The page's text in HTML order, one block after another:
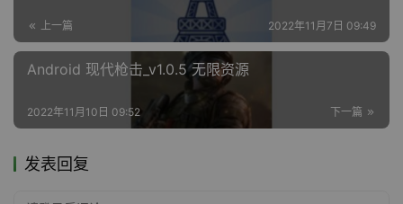
上一篇 2022年11月7日 09:49
Android 现代枪击_v1.0.5 无限资源
下一篇
2022年11月10日 09:52
发表回复